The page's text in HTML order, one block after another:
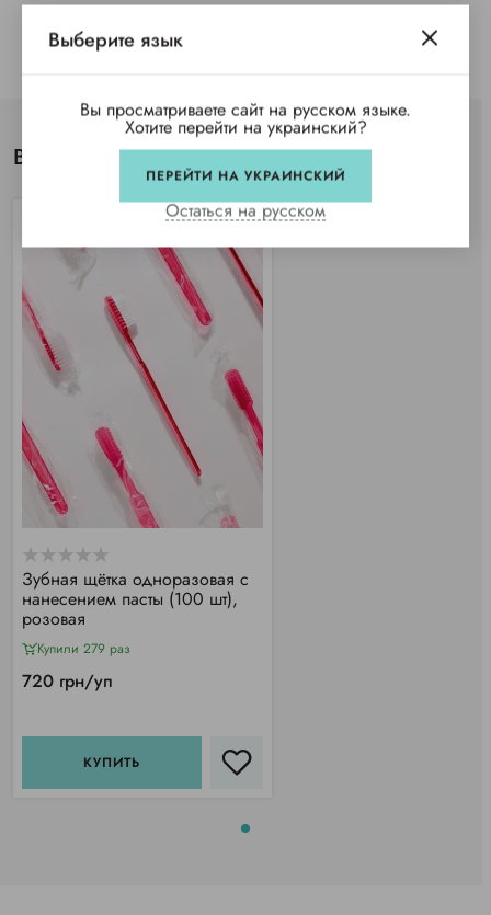
Вы просматривали
Зубная щётка одноразовая с
нанесением пасты (100 шт),
розовая
Купили 279 раз
720 грн/уп
КУПИТЬ
Выберите язык
Вы просматриваете сайт на русском языке.
Хотите перейти на украинский?
ПЕРЕЙТИ НА УКРАИНСКИЙ
Остаться на русском